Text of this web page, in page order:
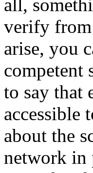
all,
verify
arise, you
competent
to say that
accessible
about the
network in